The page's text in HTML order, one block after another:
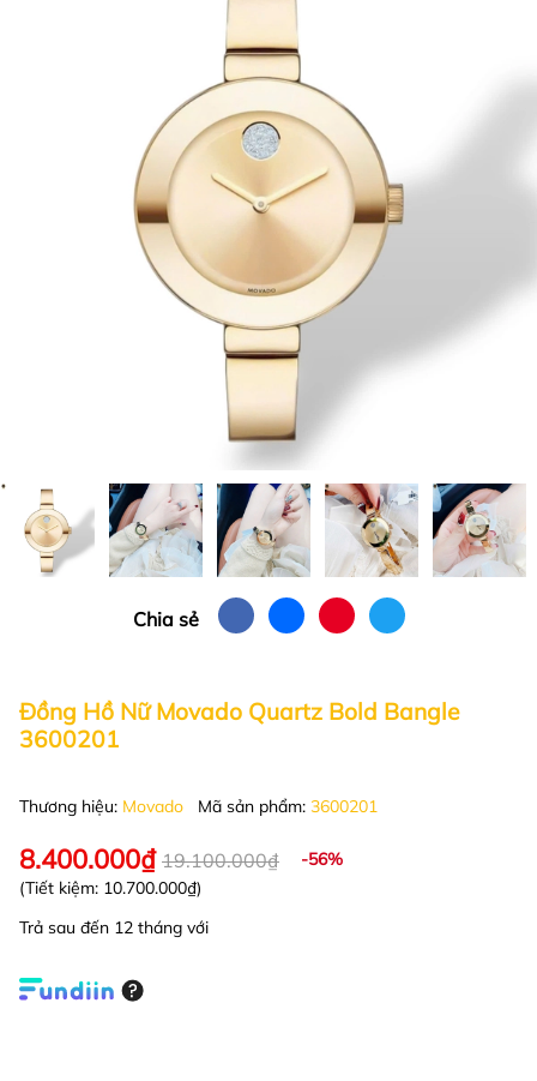
Chia sẻ
Đồng Hồ Nữ Movado Quartz Bold Bangle
3600201
Thương hiệu: Movado Mã sản phẩm: 3600201
8.400.000₫ 19.100.000₫
-56%
(Tiết kiệm: 10.700.000₫)
Trả sau đến 12 tháng với